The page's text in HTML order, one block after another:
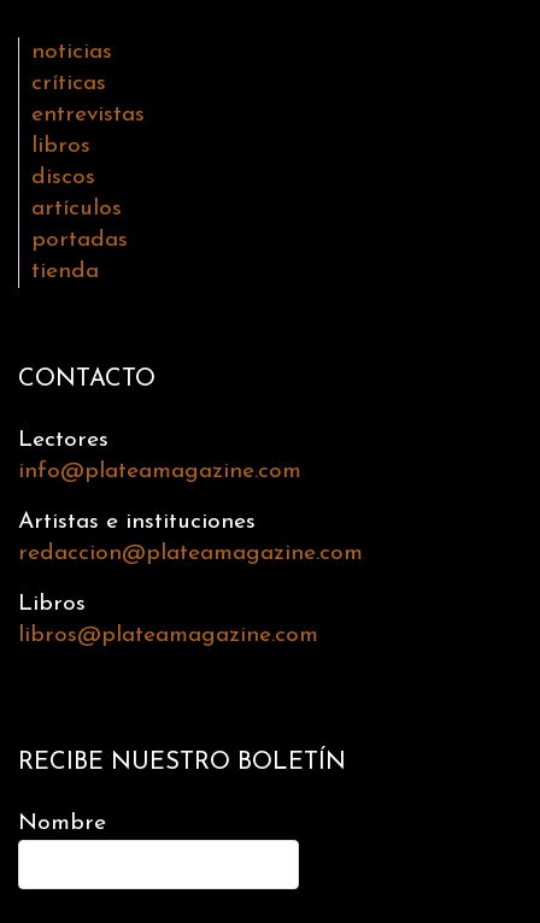
noticias
críticas
entrevistas
libros
discos
artículos
portadas
tienda
CONTACTO
Lectores
info@plateamagazine.com
Artistas e instituciones
redaccion@plateamagazine.com
Libros
libros@plateamagazine.com
RECIBE NUESTRO BOLETÍN
Nombre